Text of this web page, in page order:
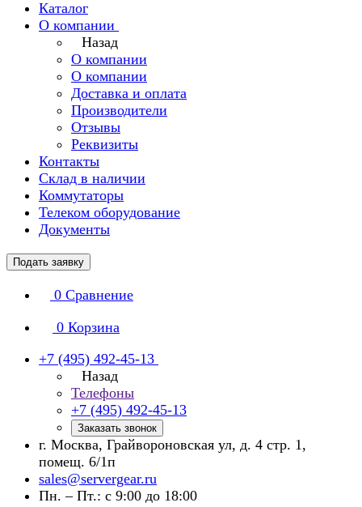
Каталог
О компании
Назад
О компании
О компании
Доставка и оплата
Производители
Отзывы
Реквизиты
Контакты
Склад в наличии
Коммутаторы
Телеком оборудование
Документы
Подать заявку
0 Сравнение
0 Корзина
+7 (495) 492-45-13
Назад
Телефоны
+7 (495) 492-45-13
Заказать звонок
г. Москва, Грайвороновская ул, д. 4 стр. 1,
помещ. 6/1п
sales@servergear.ru
Пн. – Пт.: с 9:00 до 18:00